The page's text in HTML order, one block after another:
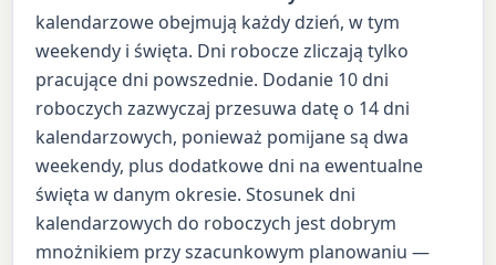
kalendarzowe obejmują każdy dzień, w tym
weekendy i święta. Dni robocze zliczają tylko
pracujące dni powszednie. Dodanie 10 dni
roboczych zazwyczaj przesuwa datę o 14 dni
kalendarzowych, ponieważ pomijane są dwa
weekendy, plus dodatkowe dni na ewentualne
święta w danym okresie. Stosunek dni
kalendarzowych do roboczych jest dobrym
mnożnikiem przy szacunkowym planowaniu —